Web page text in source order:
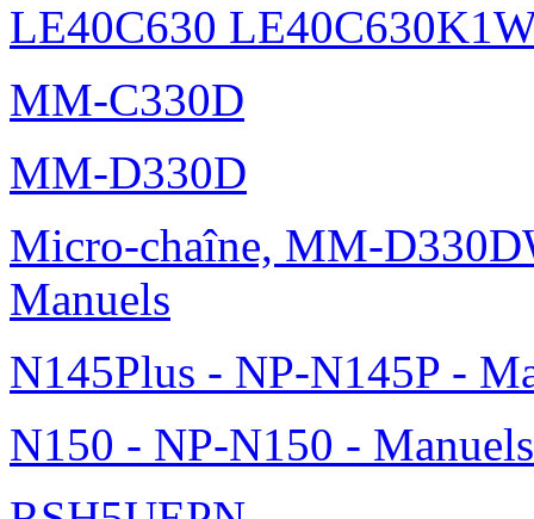
LE40C630
MM-C330D
MM-D330D
Micro-chaîne, MM-
Manuels
N145Plus - NP-N145P -
N150 - NP-N150 - Manuels